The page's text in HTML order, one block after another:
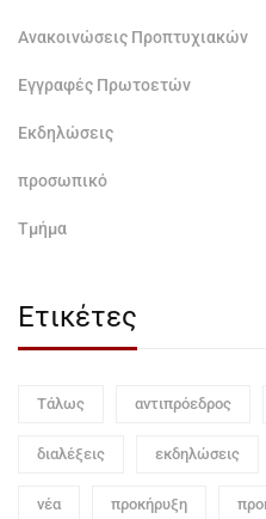
Ανακοινώσεις Προπτυχιακών
Εγγραφές Πρωτοετών
Εκδηλώσεις
προσωπικό
Τμήμα
Ετικέτες
Τάλως αντιπρόεδρος
διαλέξεις εκδηλώσεις
νέα προκήρυξη